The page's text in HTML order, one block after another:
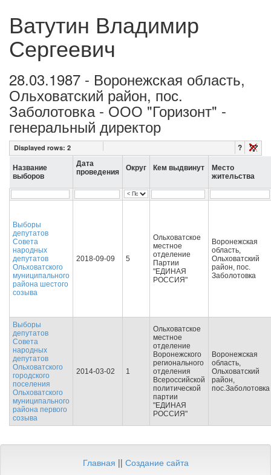
Ватутин Владимир
Сергеевич
28.03.1987 - Воронежская область,
Ольховатский район, пос.
Заболотовка - ООО "Горизонт" -
генеральный директор
Displayed rows: 2 ?
Название
выборов
Дата
проведения
Округ Кем выдвинут
Место
жительства
Выборы
депутатов
Совета
народных
депутатов
Ольховатского
муниципального
района шестого
созыва
2018-09-09 5
Ольховатское
местное
отделение
Партии
"ЕДИНАЯ
РОССИЯ"
Воронежская
область,
Ольховатский
район, пос.
Заболотовка
Выборы
депутатов
Совета
народных
депутатов
Ольховатского
городского
поселения
Ольховатского
муниципального
района первого
созыва
2014-03-02 1
Ольховатское
местное
отделение
Воронежского
регионального
отделения
Всероссийской
политической
партии
"ЕДИНАЯ
РОССИЯ"
Воронежская
область,
Ольховатский
район,
пос.Заболотовка
Главная || Создание сайта